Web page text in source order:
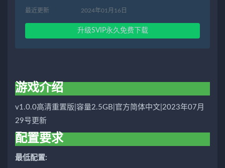
最近更新 2024年01月16日
升级SVIP永久免费下载
游戏介绍
v1.0.0高清重置版|容量2.5GB|官方简体中文|2023年07月
29号更新
配置要求
最低配置: